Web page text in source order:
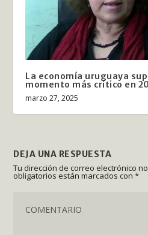
La economía uruguaya
momento más crítico en
marzo 27, 2025
DEJA UNA RESPUESTA
Tu dirección de correo electrónico
obligatorios están marcados con*